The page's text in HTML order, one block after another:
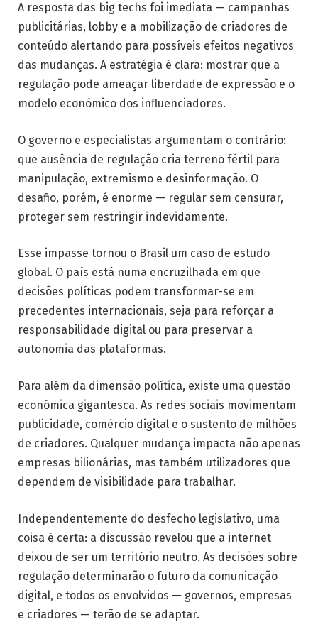
A resposta das big techs foi imediata — campanhas
publicitárias, lobby e a mobilização de criadores de
conteúdo alertando para possíveis efeitos negativos
das mudanças. A estratégia é clara: mostrar que a
regulação pode ameaçar liberdade de expressão e o
modelo económico dos influenciadores.
O governo e especialistas argumentam o contrário:
que ausência de regulação cria terreno fértil para
manipulação, extremismo e desinformação. O
desafio, porém, é enorme — regular sem censurar,
proteger sem restringir indevidamente.
Esse impasse tornou o Brasil um caso de estudo
global. O país está numa encruzilhada em que
decisões políticas podem transformar-se em
precedentes internacionais, seja para reforçar a
responsabilidade digital ou para preservar a
autonomia das plataformas.
Para além da dimensão política, existe uma questão
económica gigantesca. As redes sociais movimentam
publicidade, comércio digital e o sustento de milhões
de criadores. Qualquer mudança impacta não apenas
empresas bilionárias, mas também utilizadores que
dependem de visibilidade para trabalhar.
Independentemente do desfecho legislativo, uma
coisa é certa: a discussão revelou que a internet
deixou de ser um território neutro. As decisões sobre
regulação determinarão o futuro da comunicação
digital, e todos os envolvidos — governos, empresas
e criadores — terão de se adaptar.